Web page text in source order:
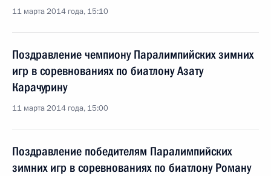
11 марта 2014 года, 15:10
Поздравление чемпиону Паралимпийских зимних
игр в соревнованиях по биатлону Азату
Карачурину
11 марта 2014 года, 15:00
Поздравление победителям Паралимпийских
зимних игр в соревнованиях по биатлону Роману